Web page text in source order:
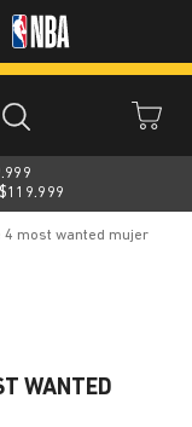
most wanted mujer
WANTED